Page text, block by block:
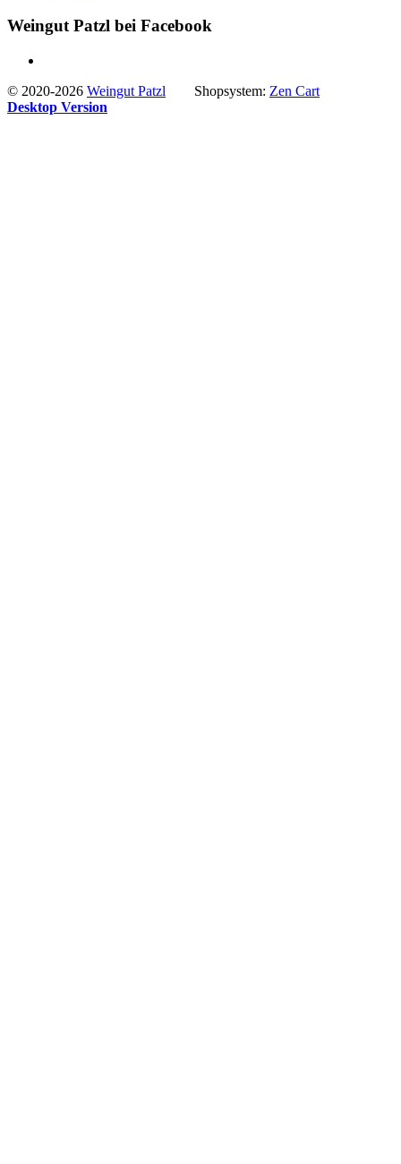
Weingut Patzl bei Facebook
© 2020-2026 Weingut Patzl Shopsystem: Zen Cart
Desktop Version